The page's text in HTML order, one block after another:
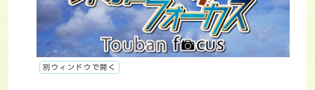
別ウィンドウで開く